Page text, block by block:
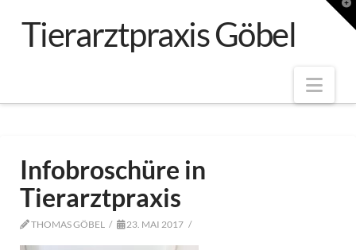
Tierarztpraxis Göbel
Infobroschüre in
Tierarztpraxis
THOMAS GÖBEL 23. MAI 2017